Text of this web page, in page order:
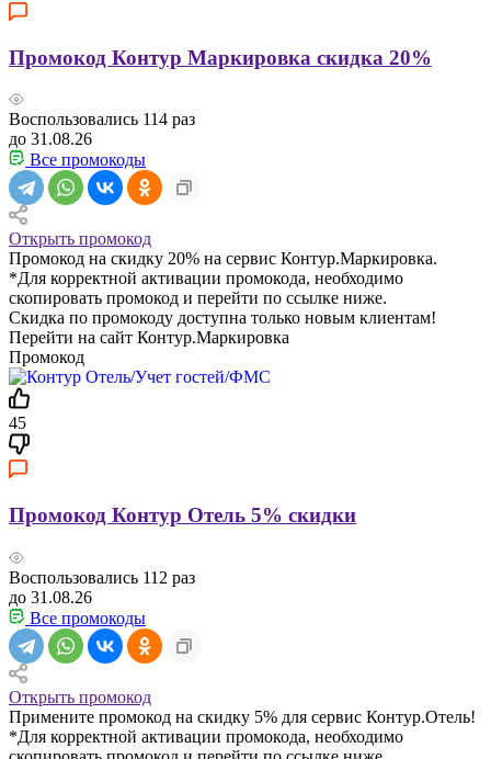
Промокод Контур Маркировка скидка 20%
Воспользовались 114 раз
до 31.08.26
Все промокоды
Открыть промокод
Промокод на скидку 20% на сервис Контур.Маркировка.
*Для корректной активации промокода, необходимо
скопировать промокод и перейти по ссылке ниже.
Скидка по промокоду доступна только новым клиентам!
Перейти на сайт Контур.Маркировка
Промокод
45
Промокод Контур Отель 5% скидки
Воспользовались 112 раз
до 31.08.26
Все промокоды
Открыть промокод
Примените промокод на скидку 5% для сервис Контур.Отель!
*Для корректной активации промокода, необходимо